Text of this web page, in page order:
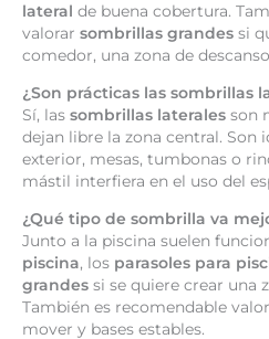
lateral de buena cobertura.
valorar sombrillas grandes si
comedor, una zona de
¿Son prácticas las sombrillas
Sí, las sombrillas laterales son
dejan libre la zona central. Son
exterior, mesas, tumbonas o
mástil interfiera en el uso del
¿Qué tipo de sombrilla va
Junto a la piscina suelen
piscina, los parasoles para
grandes si se quiere crear una
También es recomendable
mover y bases estables.